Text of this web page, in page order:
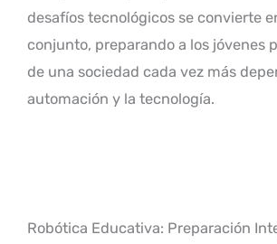
desafíos tecnológicos se convierte
conjunto, preparando a los jóvenes
de una sociedad cada vez más
automación y la tecnología.
Robótica Educativa: Preparación